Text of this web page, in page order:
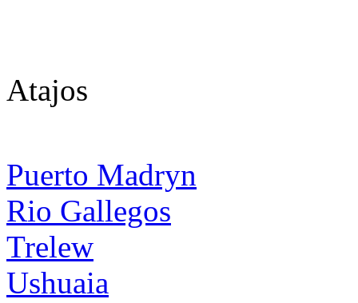
Atajos
Puerto Madryn
Rio Gallegos
Trelew
Ushuaia